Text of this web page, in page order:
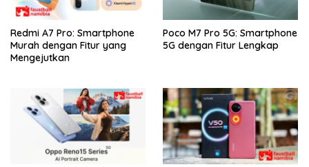
Redmi A7 Pro: Smartphone
Murah dengan Fitur yang
Mengejutkan
Poco M7 Pro 5G: Smartphone
5G dengan Fitur Lengkap